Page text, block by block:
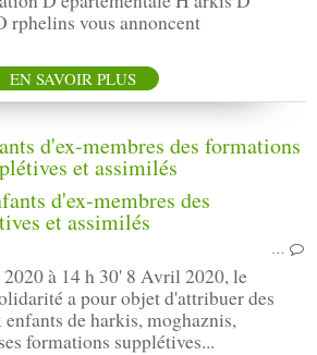
rphelins vous annoncent
EN SAVOIR PLUS
d'ex-membres des formations
et assimilés
…
à 14 h 30' 8 Avril 2020, le
a pour objet d'attribuer des
de harkis, moghaznis,
formations supplétives...